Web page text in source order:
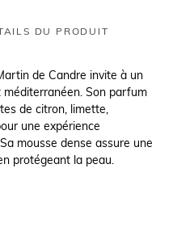
DU PRODUIT
de Candre invite à un
méditerranéen. Son parfum
de citron, limette,
une expérience
mousse dense assure une
protégeant la peau.